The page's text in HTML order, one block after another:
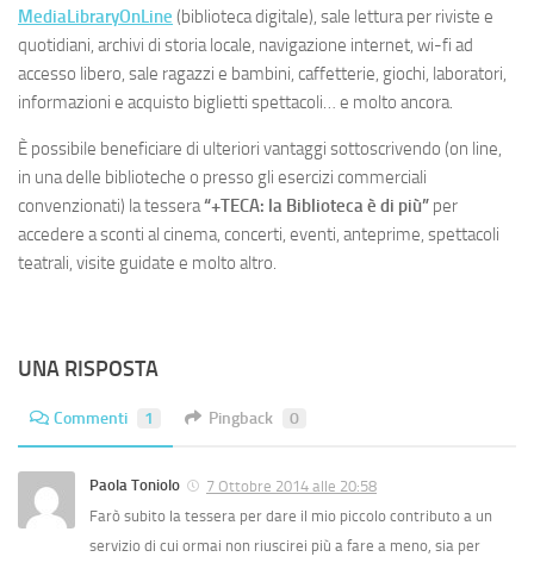
MediaLibraryOnLine (biblioteca digitale), sale lettura per riviste e
quotidiani, archivi di storia locale, navigazione internet, wi-fi ad
accesso libero, sale ragazzi e bambini, caffetterie, giochi, laboratori,
informazioni e acquisto biglietti spettacoli… e molto ancora.
È possibile beneficiare di ulteriori vantaggi sottoscrivendo (on line,
in una delle biblioteche o presso gli esercizi commerciali
convenzionati) la tessera“+TECA: la Biblioteca è di più” per
accedere a sconti al cinema, concerti, eventi, anteprime, spettacoli
teatrali, visite guidate e molto altro.
UNA RISPOSTA
Commenti 1 Pingback 0
Paola Toniolo
7 Ottobre 2014 alle 20:58
Farò subito la tessera per dare il mio piccolo contributo a un
servizio di cui ormai non riuscirei più a fare a meno, sia per